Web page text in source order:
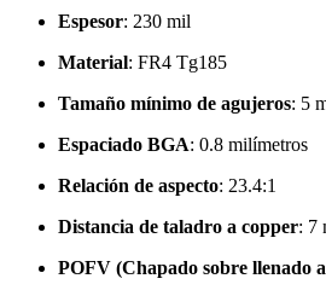
Espesor: 230 mil
Material: FR4 Tg185
Tamaño mínimo de agujeros: 5
Espaciado BGA: 0.8 milímetros
Relación de aspecto: 23.4:1
Distancia de taladro a copper: 7
POFV (Chapado sobre llenado